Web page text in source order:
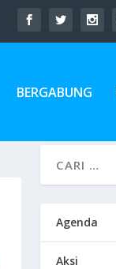
BERGABUNG
Agenda
Aksi